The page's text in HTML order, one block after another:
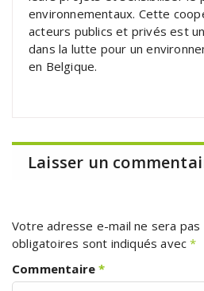
environnementaux. Cette
acteurs publics et privés est
dans la lutte pour un
en Belgique.
Laisser un
Votre adresse e-mail ne sera pas
obligatoires sont indiqués avec*
Commentaire*